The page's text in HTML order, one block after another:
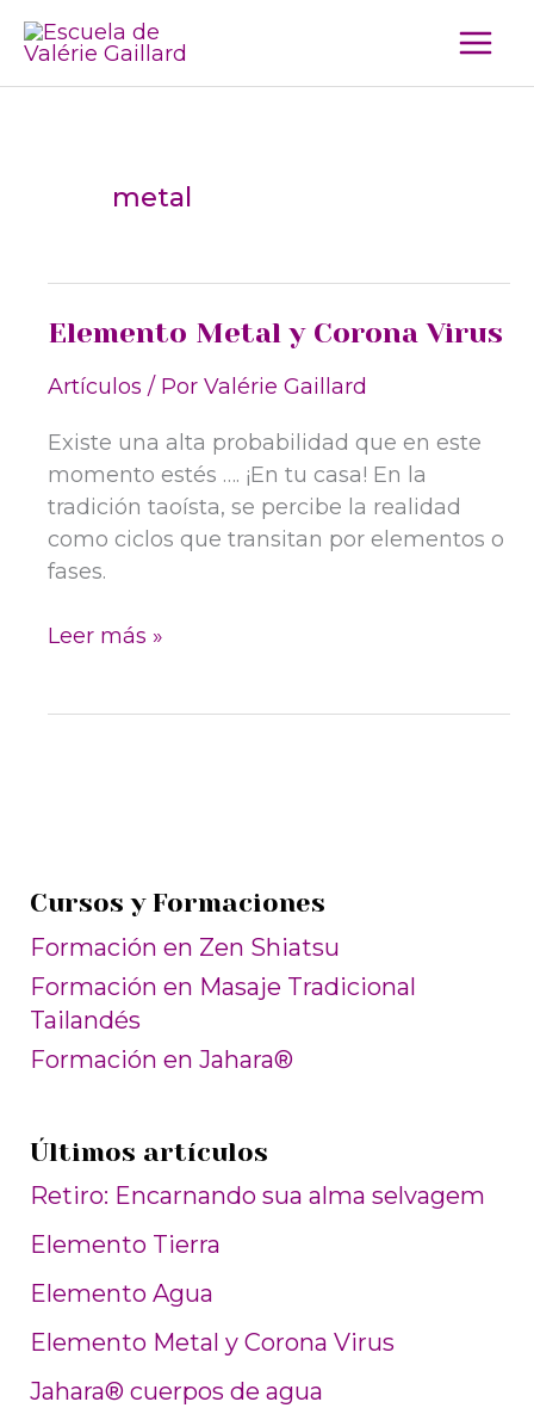
metal
Elemento Metal y Corona Virus
Artículos / Por Valérie Gaillard
Existe una alta probabilidad que en este
momento estés …. ¡En tu casa! En la
tradición taoísta, se percibe la realidad
como ciclos que transitan por elementos o
fases.
Elemento
Leer más »
Cursos y Formaciones
Formación en Zen Shiatsu
Formación en Masaje Tradicional
Tailandés
Formación en Jahara®
Últimos artículos
Retiro: Encarnando sua alma selvagem
Elemento Tierra
Elemento Agua
Elemento Metal y Corona Virus
Jahara® cuerpos de agua